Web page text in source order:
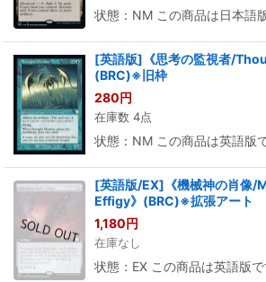
絞り込む
状態：NM この商品は日本語
[英語版]《思考の監視者/
(BRC)※旧枠
280円
在庫数 4点
状態：NM この商品は英語版で
[英語版/EX]《機械神の肖像/
Effigy》(BRC)※拡張アート
1,180円
在庫なし
状態：EX この商品は英語版で